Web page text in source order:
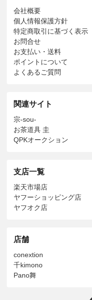
会社概要
個人情報保護方針
特定商取引に基づく表示
お問合せ
お支払い・送料
ポイントについて
よくあるご質問
関連サイト
宗-sou-
お茶道具 圭
QPKオークション
支店一覧
楽天市場店
ヤフーショッピング店
ヤフオク店
店舗
conextion
千kimono
Pano舞